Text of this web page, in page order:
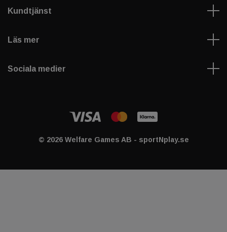
Kundtjänst
Läs mer
Sociala medier
© 2026 Welfare Games AB - sportNplay.se